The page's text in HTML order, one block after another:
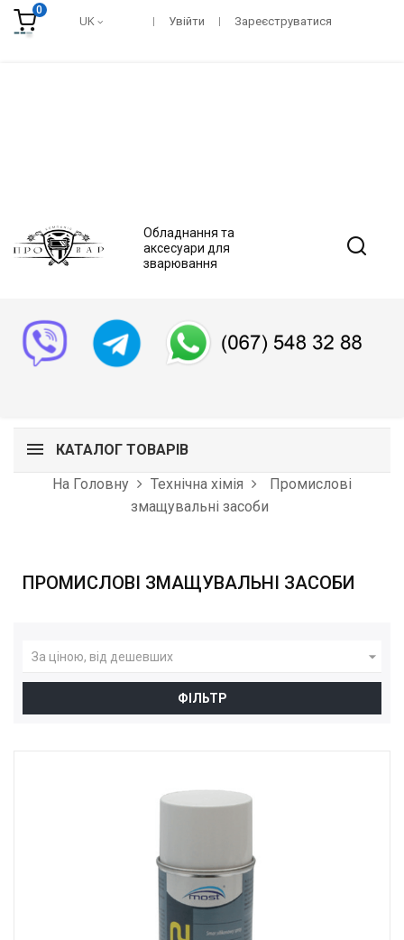
0
UK Увійти Зареєструватися
Обладнання та
аксесуари для
зварювання
КАТАЛОГ ТОВАРІВ
На Головну
Технічна хімія
Промислові
змащувальні засоби
ПРОМИСЛОВІ ЗМАЩУВАЛЬНІ ЗАСОБИ
За ціною, від дешевших 
ФІЛЬТР